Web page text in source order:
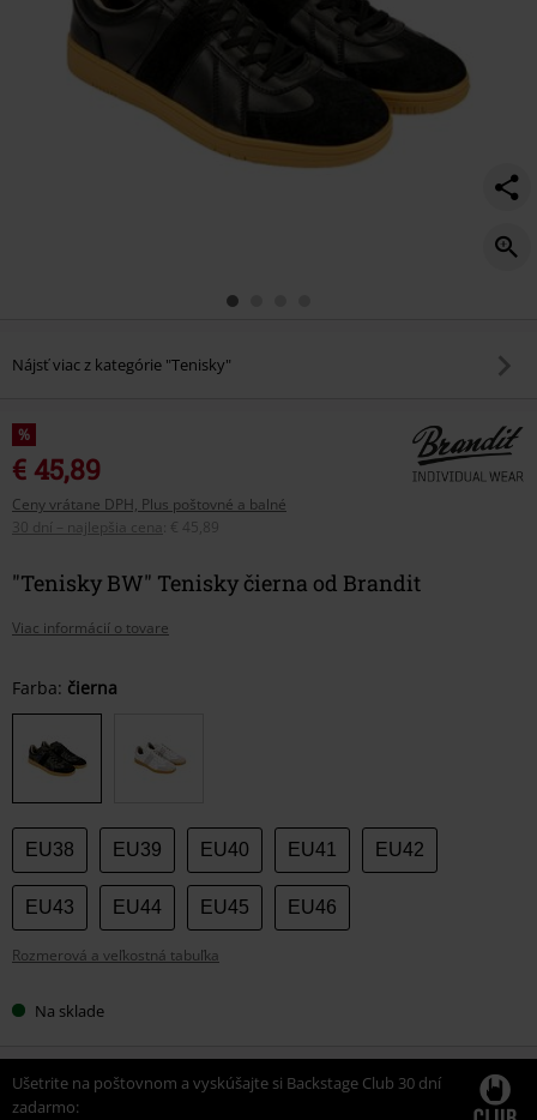
Nájsť viac z kategórie "Tenisky"
%
€ 45,89
Ceny vrátane DPH, Plus poštovné a balné
30 dní – najlepšia cena
€ 45,89
"Tenisky BW" Tenisky čierna od Brandit
Viac informácií o tovare
Vyberte
si
veľkosť
Farba: čierna
EU38 EU39 EU40 EU41 EU42
EU43 EU44 EU45 EU46
Rozmerová a veľkostná tabuľka
Na sklade
Ušetrite na poštovnom a vyskúšajte si Backstage Club 30 dní
zadarmo: